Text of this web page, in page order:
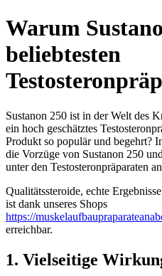
Warum
beliebtesten
Sustanon 250 ist in der Welt des
ein hoch geschätztes
Produkt so populär und begehrt?
die Vorzüge von Sustanon 250
unter den Testosteronpräparaten
Qualitätssteroide, echte
ist dank unseres Shops
https://
erreichbar.
1. Vielseitige